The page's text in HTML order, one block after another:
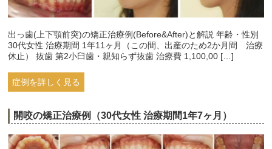
出っ歯(上下顎前突)の矯正治療例(Before&After)と解説 年齢・性別
30代女性 治療期間 1年11ヶ月（この間、出産のため2か月間 治療
休止） 抜歯 第2小臼歯・親知らず抜歯 治療費 1,100,00 […]
症例を詳しく見る
開咬の矯正治療例（30代女性 治療期間1年7ヶ月）